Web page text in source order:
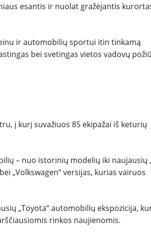
esantis ir nuolat gražėjantis
ir automobilių sportui itin tinkamą
bei svetingas vietos vadovų
į kurį suvažiuos 85 ekipažai iš keturių
– nuo istorinių modelių iki naujausių
„Volkswagen“ versijas, kurias vairuos
„Toyota“ automobilių ekspozicija,
rinkos naujienomis.